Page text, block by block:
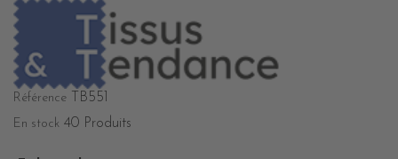
Référence TB551
En stock 40 Produits